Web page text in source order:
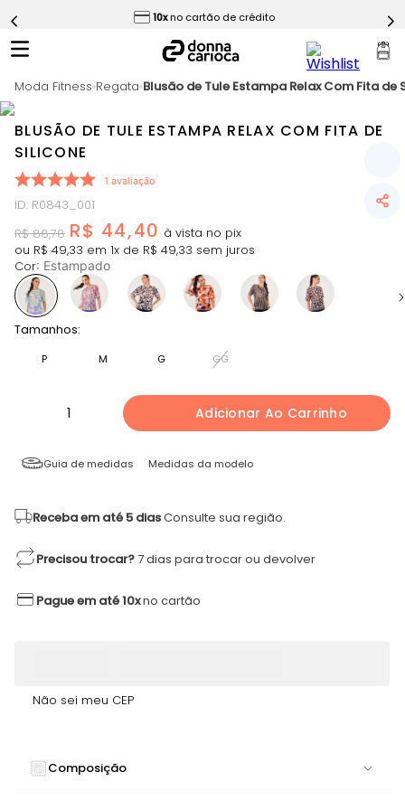
10x no cartão de crédito
Moda Fitness Regata Blusão de Tule Estampa Relax Com Fita de
BLUSÃO DE TULE ESTAMPA RELAX COM FITA DE
SILICONE
1 avaliação
ID: R0843_001
R$ 88,78 R$ 44,40
ou R$ 49,33 em 1x de R$ 49,33 sem juros
Cor: Estampado
Slide 1 of 12
Tamanhos:
P M G GG
1 Adicionar Ao Carrinho
Guia de medidas Medidas da modelo
Receba em até 5 diasConsulte sua região.
Precisou trocar?7 dias para trocar ou devolver
Pague em até 10xno cartão
Não sei meu CEP
Composição
7º Conjunto
9º Challenge Azul
10ºUltimate Rosa